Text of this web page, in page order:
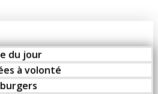
du jour
à volonté